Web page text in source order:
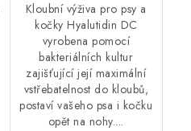
Kloubní výživa pro psy a
kočky Hyalutidin DC
vyrobena pomocí
bakteriálních kultur
zajišťující její maximální
vstřebatelnost do kloubů,
postaví vašeho psa i kočku
opět na nohy....